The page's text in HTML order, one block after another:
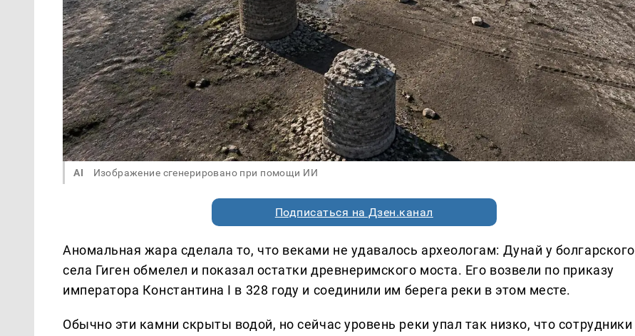
AI Изображение сгенерировано при помощи ИИ
Подписаться на Дзен.канал
Аномальная жара сделала то, что веками не удавалось археологам: Дунай у болгарского
села Гиген обмелел и показал остатки древнеримского моста. Его возвели по приказу
императора Константина I в 328 году и соединили им берега реки в этом месте.
Обычно эти камни скрыты водой, но сейчас уровень реки упал так низко, что сотрудники